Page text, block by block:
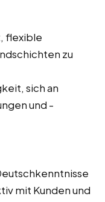
flexible
zu
sich an
und -
mit Kunden und